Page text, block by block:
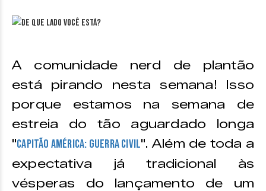
A comunidade nerd de plantão
está pirando nesta semana! Isso
porque estamos na semana de
estreia do tão aguardado longa
"Capitão América: Guerra Civil". Além de toda a
expectativa já tradicional às
vésperas do lançamento de um